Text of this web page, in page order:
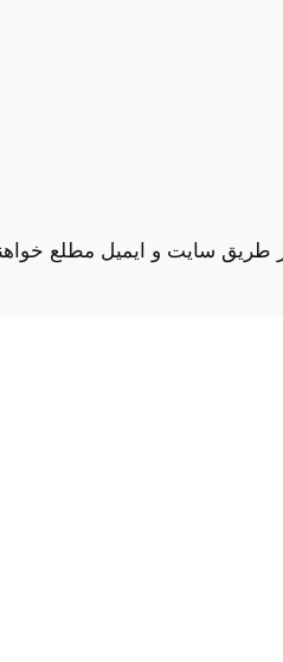
طریق سایت و ایمیل مطلع